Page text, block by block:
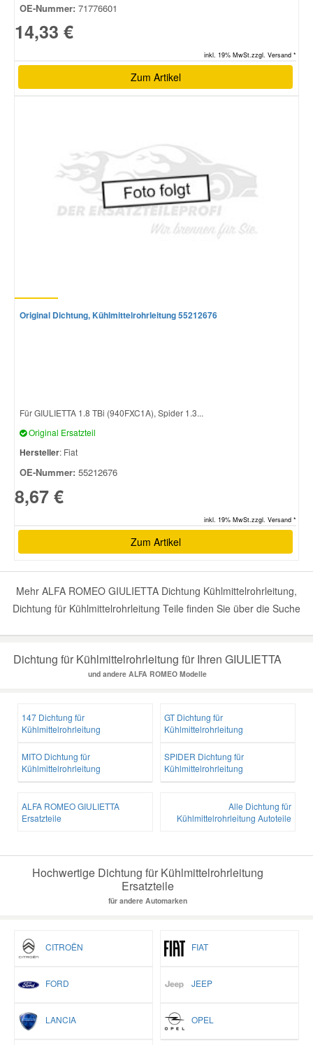
OE-Nummer: 71776601
14,33 €
inkl. 19% MwSt.zzgl. Versand *
Zum Artikel
Original Dichtung, Kühlmittelrohrleitung 55212676
Für GIULIETTA 1.8 TBi (940FXC1A), Spider 1.3...
Original Ersatzteil
Hersteller: Fiat
OE-Nummer: 55212676
8,67 €
inkl. 19% MwSt.zzgl. Versand *
Zum Artikel
Mehr ALFA ROMEO GIULIETTA Dichtung Kühlmittelrohrleitung,
Dichtung für Kühlmittelrohrleitung Teile finden Sie über die Suche
Dichtung für Kühlmittelrohrleitung für Ihren GIULIETTA
und andere ALFA ROMEO Modelle
147 Dichtung für
Kühlmittelrohrleitung
GT Dichtung für
Kühlmittelrohrleitung
MITO Dichtung für
Kühlmittelrohrleitung
SPIDER Dichtung für
Kühlmittelrohrleitung
ALFA ROMEO GIULIETTA
Ersatzteile
Alle Dichtung für
Kühlmittelrohrleitung Autoteile
Hochwertige Dichtung für Kühlmittelrohrleitung
Ersatzteile
für andere Automarken
CITROËN FIAT
FORD JEEP
LANCIA OPEL